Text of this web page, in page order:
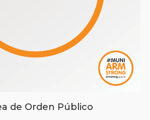
de Orden Público